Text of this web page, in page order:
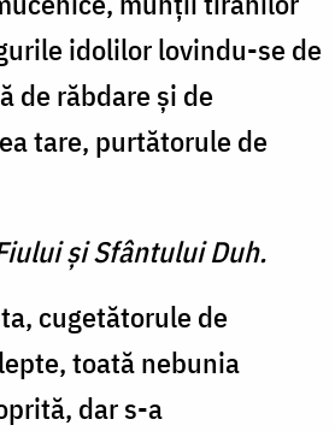
idolilor lovindu-se de
de răbdare şi de
tare, purtătorule de
şi Sfântului Duh.
cugetătorule de
toată nebunia
dar s-a